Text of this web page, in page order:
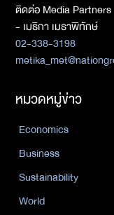
ติดต่อ Media Partners
- เมธิกา เมธาพิทักษ์
02-338-3198
หมวดหมู่ข่าว
Economics
Business
Sustainability
World